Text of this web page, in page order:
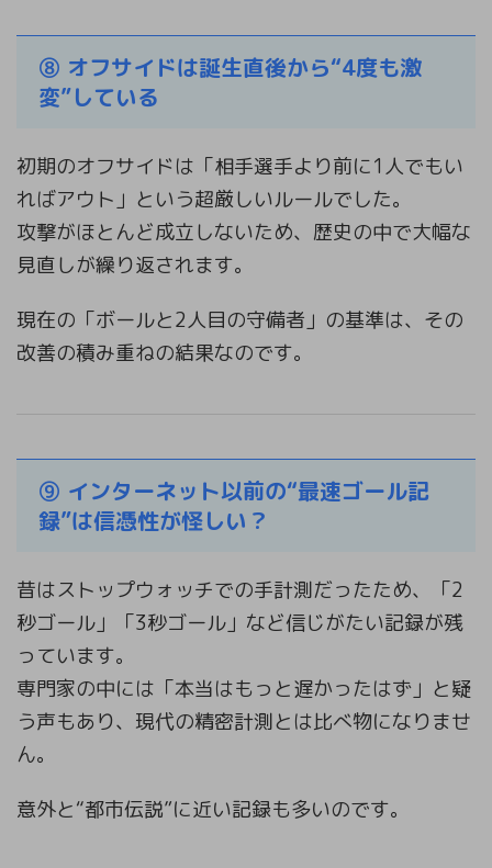
⑧ オフサイドは誕生直後から“4度も激
変”している
初期のオフサイドは「相手選手より前に1人でもい
ればアウト」という超厳しいルールでした。
攻撃がほとんど成立しないため、歴史の中で大幅な
見直しが繰り返されます。
現在の「ボールと2人目の守備者」の基準は、その
改善の積み重ねの結果なのです。
⑨ インターネット以前の“最速ゴール記
録”は信憑性が怪しい？
昔はストップウォッチでの手計測だったため、「2
秒ゴール」「3秒ゴール」など信じがたい記録が残
っています。
専門家の中には「本当はもっと遅かったはず」と疑
う声もあり、現代の精密計測とは比べ物になりませ
ん。
意外と“都市伝説”に近い記録も多いのです。